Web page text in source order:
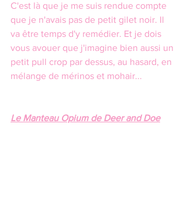
C'est là que je me suis rendue compte
que je n'avais pas de petit gilet noir. Il
va être temps d'y remédier. Et je dois
vous avouer que j'imagine bien aussi un
petit pull crop par dessus, au hasard, en
mélange de mérinos et mohair...
Le Manteau Opium de Deer and Doe